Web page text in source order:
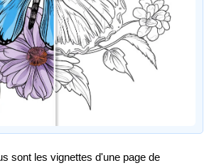
sont les vignettes d'une page de